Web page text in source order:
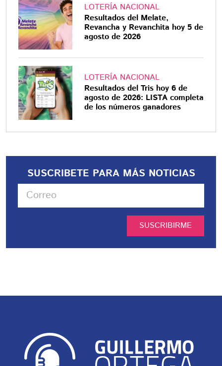
LOTERÍA NACIONAL
Resultados del Melate,
Revancha y Revanchita hoy 5 de
agosto de 2026
LOTERÍA NACIONAL
Resultados del Tris hoy 6 de
agosto de 2026: LISTA completa
de los números ganadores
SUSCRIBETE PARA MÁS NOTICIAS
SUSCRIBIRME